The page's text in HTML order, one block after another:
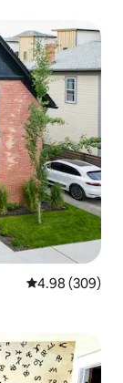
平均评分 4.98
4.98 (309)